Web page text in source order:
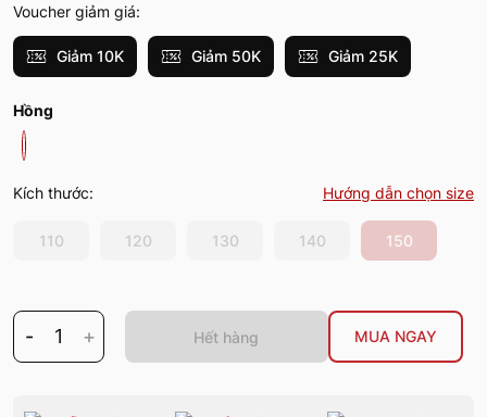
Voucher giảm giá:
Giảm 10K Giảm 50K Giảm 25K
Hồng
Kích thước: Hướng dẫn chọn size
110 120 130 140 150
- 1 + Hết hàng MUA NGAY